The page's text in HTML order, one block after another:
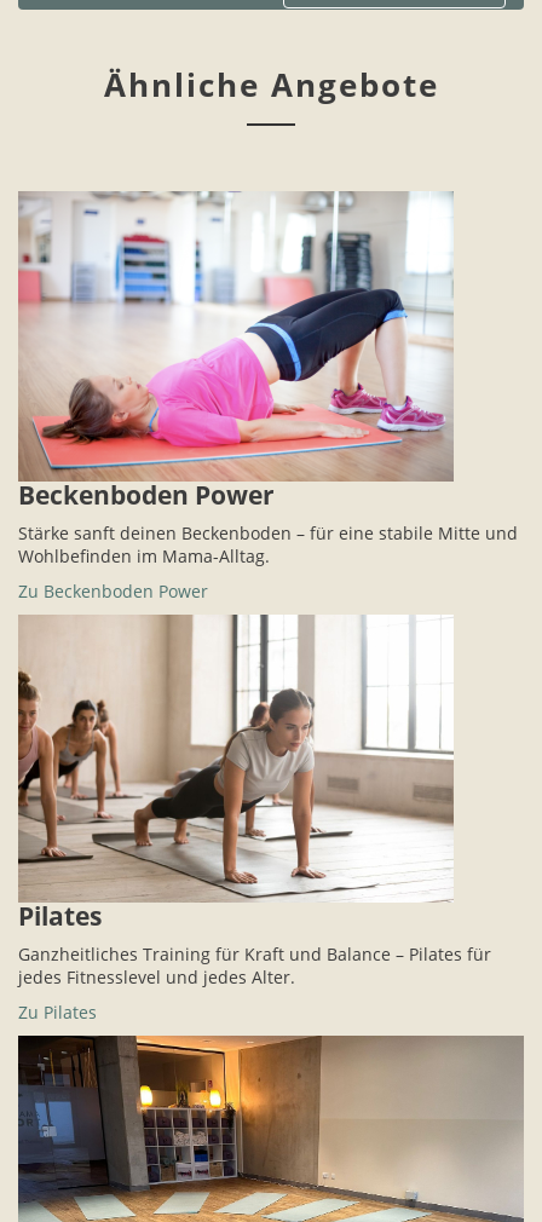
Ähnliche Angebote
Beckenboden Power
Stärke sanft deinen Beckenboden – für eine stabile Mitte und
Wohlbefinden im Mama-Alltag.
Zu Beckenboden Power
Pilates
Ganzheitliches Training für Kraft und Balance – Pilates für
jedes Fitnesslevel und jedes Alter.
Zu Pilates